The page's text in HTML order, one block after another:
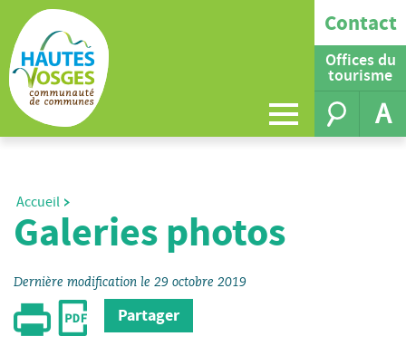
Contact
Offices du
tourisme
A
Accueil
Galeries photos
Dernière modification le 29 octobre 2019
Partager